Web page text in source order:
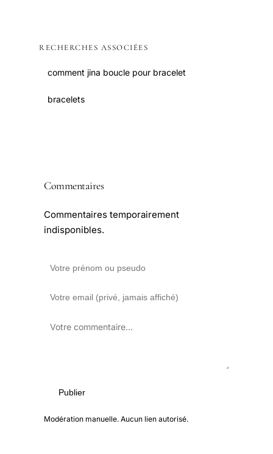
RECHERCHES ASSOCIÉES
comment jina boucle pour bracelet
bracelets
Commentaires
Commentaires temporairement
indisponibles.
Publier
Modération manuelle. Aucun lien autorisé.